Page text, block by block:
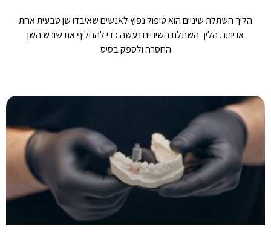
הליך השתלת שיניים הוא טיפול נפוץ לאנשים שאיבדו שן טבעית אחת
או יותר. הליך השתלת השיניים נעשה כדי להחליף את שורש השן
החסרה ולספק בסיס